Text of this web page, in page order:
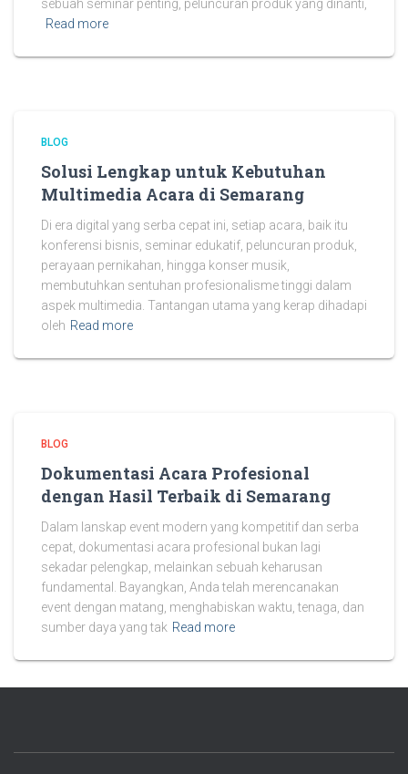
sebuah seminar penting, peluncuran produk yang dinanti,
Read more
BLOG
Solusi Lengkap untuk Kebutuhan
Multimedia Acara di Semarang
Di era digital yang serba cepat ini, setiap acara, baik itu
konferensi bisnis, seminar edukatif, peluncuran produk,
perayaan pernikahan, hingga konser musik,
membutuhkan sentuhan profesionalisme tinggi dalam
aspek multimedia. Tantangan utama yang kerap dihadapi
oleh Read more
BLOG
Dokumentasi Acara Profesional
dengan Hasil Terbaik di Semarang
Dalam lanskap event modern yang kompetitif dan serba
cepat, dokumentasi acara profesional bukan lagi
sekadar pelengkap, melainkan sebuah keharusan
fundamental. Bayangkan, Anda telah merencanakan
event dengan matang, menghabiskan waktu, tenaga, dan
sumber daya yang tak Read more